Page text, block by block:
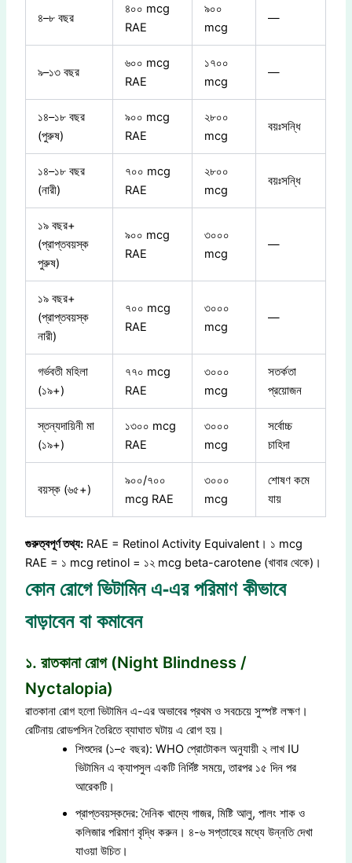
৪–৮ বছর
৪০০ mcg
RAE
৯০০
mcg
—
৯–১৩ বছর
৬০০ mcg
RAE
১৭০০
mcg
—
১৪–১৮ বছর
(পুরুষ)
৯০০ mcg
RAE
২৮০০
mcg
বয়ঃসন্ধি
১৪–১৮ বছর
(নারী)
৭০০ mcg
RAE
২৮০০
mcg
বয়ঃসন্ধি
১৯ বছর+
(প্রাপ্তবয়স্ক
পুরুষ)
৯০০ mcg
RAE
৩০০০
mcg
—
১৯ বছর+
(প্রাপ্তবয়স্ক
নারী)
৭০০ mcg
RAE
৩০০০
mcg
—
গর্ভবতী মহিলা
(১৯+)
৭৭০ mcg
RAE
৩০০০
mcg
সতর্কতা
প্রয়োজন
স্তন্যদায়িনী মা
(১৯+)
১৩০০ mcg
RAE
৩০০০
mcg
সর্বোচ্চ
চাহিদা
বয়স্ক (৬৫+)
৯০০/৭০০
mcg RAE
৩০০০
mcg
শোষণ কমে
যায়
গুরুত্বপূর্ণ তথ্য: RAE = Retinol Activity Equivalent। ১ mcg
RAE = ১ mcg retinol = ১২ mcg beta-carotene (খাবার থেকে)।
কোন রোগে ভিটামিন এ-এর পরিমাণ কীভাবে
বাড়াবেন বা কমাবেন
১. রাতকানা রোগ (Night Blindness /
Nyctalopia)
রাতকানা রোগ হলো ভিটামিন এ-এর অভাবের প্রথম ও সবচেয়ে সুস্পষ্ট লক্ষণ।
রেটিনায় রোডপসিন তৈরিতে ব্যাঘাত ঘটায় এ রোগ হয়।
শিশুদের (১–৫ বছর): WHO প্রোটোকল অনুযায়ী ২ লাখ IU
ভিটামিন এ ক্যাপসুল একটি নির্দিষ্ট সময়ে, তারপর ১৫ দিন পর
আরেকটি।
প্রাপ্তবয়স্কদের: দৈনিক খাদ্যে গাজর, মিষ্টি আলু, পালং শাক ও
কলিজার পরিমাণ বৃদ্ধি করুন। ৪-৬ সপ্তাহের মধ্যে উন্নতি দেখা
যাওয়া উচিত।